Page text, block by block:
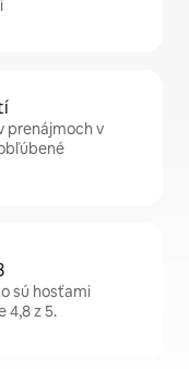
prenájmoch v
sú hosťami
4,8 z 5.